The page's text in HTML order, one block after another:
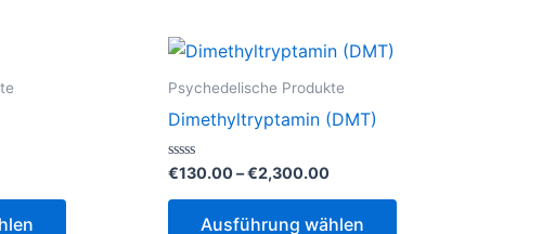
Dieses
Psychedelische Produkte
Dimethyltryptamin (DMT)
Bewertet
0
€130.00–€2,300.00Preisspanne:
Ausführung wählen
Dieses